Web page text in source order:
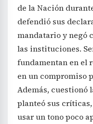
de la Nación
defendió sus
mandatario y negó
las instituciones.
fundamentan en el
en un compromiso
Además, cuestionó
planteó sus
usar un tono poco